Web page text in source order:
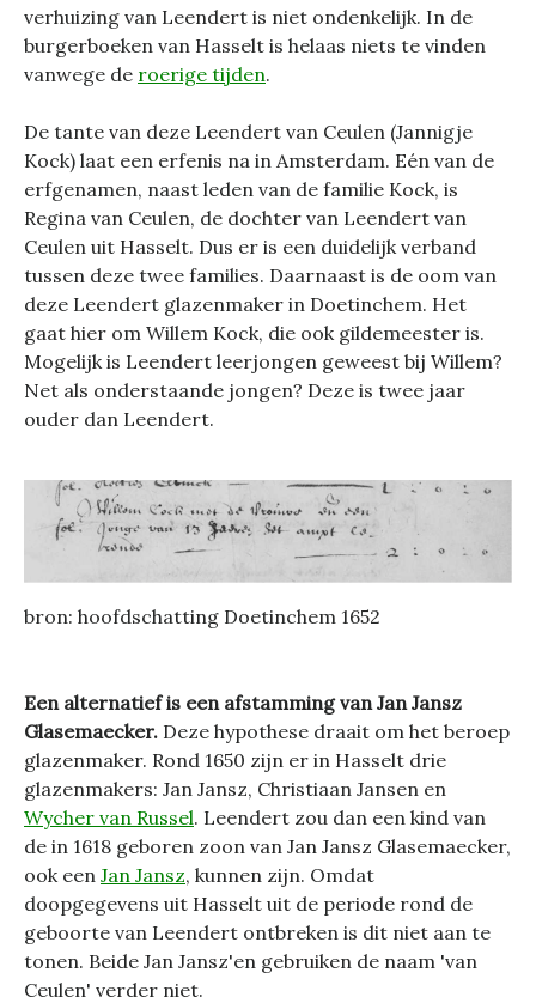
verhuizing van Leendert is niet ondenkelijk. In de
burgerboeken van Hasselt is helaas niets te vinden
vanwege de roerige tijden.
De tante van deze Leendert van Ceulen (Jannigje
Kock) laat een erfenis na in Amsterdam. Eén van de
erfgenamen, naast leden van de familie Kock, is
Regina van Ceulen, de dochter van Leendert van
Ceulen uit Hasselt. Dus er is een duidelijk verband
tussen deze twee families. Daarnaast is de oom van
deze Leendert glazenmaker in Doetinchem. Het
gaat hier om Willem Kock, die ook gildemeester is.
Mogelijk is Leendert leerjongen geweest bij Willem?
Net als onderstaande jongen? Deze is twee jaar
ouder dan Leendert.
bron: hoofdschatting Doetinchem 1652
Een alternatief is een afstamming van Jan Jansz
Glasemaecker. Deze hypothese draait om het beroep
glazenmaker. Rond 1650 zijn er in Hasselt drie
glazenmakers: Jan Jansz, Christiaan Jansen en
Wycher van Russel. Leendert zou dan een kind van
de in 1618 geboren zoon van Jan Jansz Glasemaecker,
ook een Jan Jansz, kunnen zijn. Omdat
doopgegevens uit Hasselt uit de periode rond de
geboorte van Leendert ontbreken is dit niet aan te
tonen. Beide Jan Jansz'en gebruiken de naam 'van
Ceulen' verder niet.